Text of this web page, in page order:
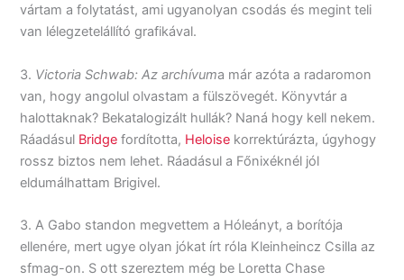
vártam a folytatást, ami ugyanolyan csodás és megint teli
van lélegzetelállító grafikával.
3. Victoria Schwab: Az archívuma már azóta a radaromon
van, hogy angolul olvastam a fülszövegét. Könyvtár a
halottaknak? Bekatalogizált hullák? Naná hogy kell nekem.
Ráadásul Bridge fordította, Heloise korrektúrázta, úgyhogy
rossz biztos nem lehet. Ráadásul a Főnixéknél jól
eldumálhattam Brigivel.
3. A Gabo standon megvettem a Hóleányt, a borítója
ellenére, mert ugye olyan jókat írt róla Kleinheincz Csilla az
sfmag-on. S ott szereztem még be Loretta Chase